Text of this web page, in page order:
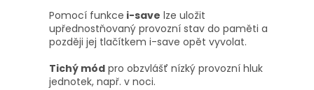
Pomocí funkce i-save lze uložit
upřednostňovaný provozní stav do paměti a
později jej tlačítkem i-save opět vyvolat.
Tichý mód pro obzvlášť nízký provozní hluk
jednotek, např. v noci.